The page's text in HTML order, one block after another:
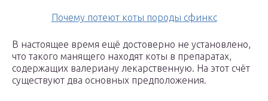
Почему потеют коты породы сфинкс
В настоящее время ещё достоверно не установлено,
что такого манящего находят коты в препаратах,
содержащих валериану лекарственную. На этот счёт
существуют два основных предположения.